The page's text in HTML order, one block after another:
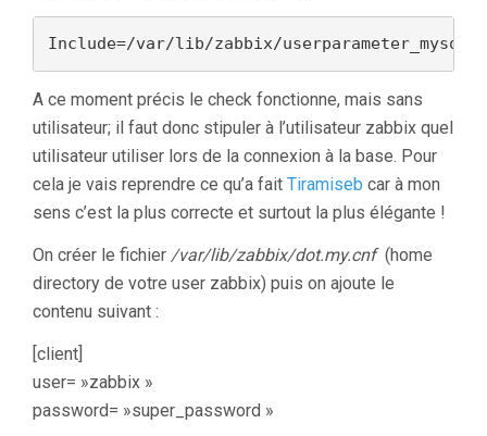
Include=/var/lib/zabbix/
A ce moment précis le check fonctionne, mais sans
utilisateur; il faut donc stipuler à l’utilisateur zabbix quel
utilisateur utiliser lors de la connexion à la base. Pour
cela je vais reprendre ce qu’a fait Tiramiseb car à mon
sens c’est la plus correcte et surtout la plus élégante !
On créer le fichier /var/lib/zabbix/dot.my.cnf(home
directory de votre user zabbix) puis on ajoute le
contenu suivant :
[client]
user= »zabbix »
password= »super_password »